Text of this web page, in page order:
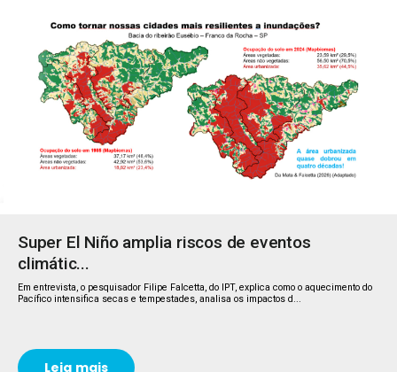
Super El Niño amplia riscos de eventos
climátic...
Em entrevista, o pesquisador Filipe Falcetta, do IPT, explica como o aquecimento do
Pacífico intensifica secas e tempestades, analisa os impactos d...
Leia mais